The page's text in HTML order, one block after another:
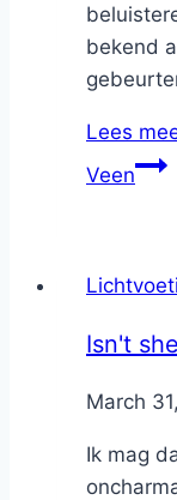
bekend
Lees
Veen
Isn't
ByNicole
March
Ik mag